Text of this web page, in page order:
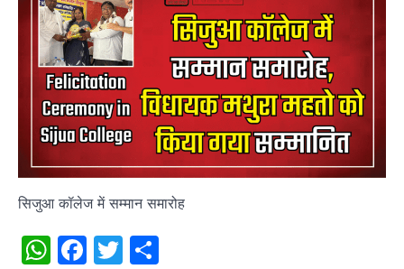
सिजुआ कॉलेज में सम्मान समारोह
WhatsApp
Facebook
Twitter